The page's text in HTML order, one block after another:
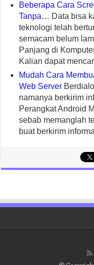
Beberapa Cara
Tanpa… Data bisa
teknologi telah
semacam belum
Panjang di
Kalian dapat
Mudah Cara
Web Server
namanya berkirim
Perangkat Android
sebab memanglah
buat berkirim